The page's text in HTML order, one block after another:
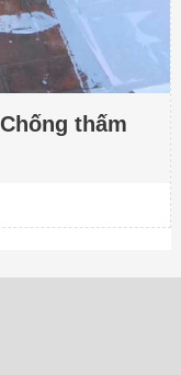
thấm